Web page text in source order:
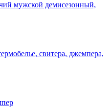
мужской демисезонный,
свитера, джемпера,